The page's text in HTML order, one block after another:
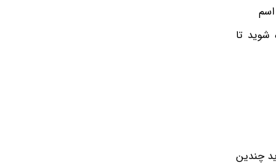
شوید تا
چندین